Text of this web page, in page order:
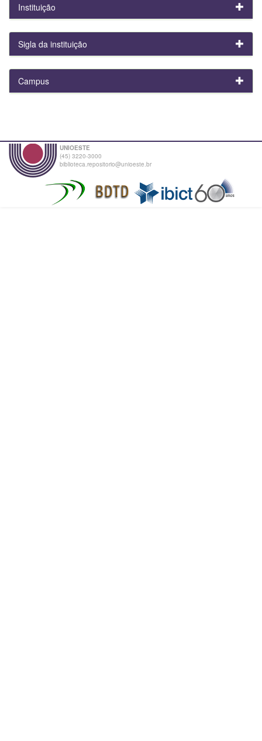
Instituição
Sigla da instituição
Campus
UNIOESTE
(45) 3220-3000
biblioteca.repositorio@unioeste.br